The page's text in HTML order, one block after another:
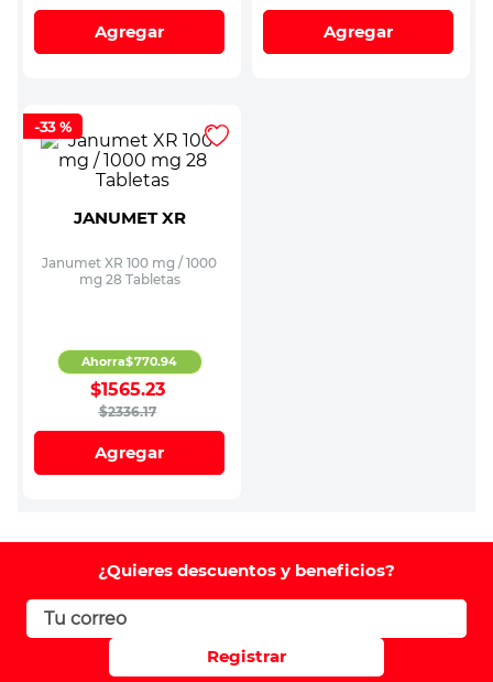
Agregar Agregar
-33 %
JANUMET XR
Janumet XR 100 mg / 1000
mg 28 Tabletas
$2336.17
$1565.23
Ahorra$770.94
Agregar
¿Quieres descuentos y beneficios?
Registrar